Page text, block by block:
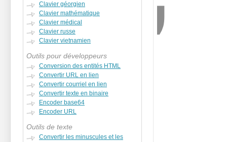
Clavier géorgien
Clavier mathématique
Clavier médical
Clavier russe
Clavier vietnamien
Outils pour développeurs
Conversion des entités HTML
Convertir URL en lien
Convertir courriel en lien
Convertir texte en binaire
Encoder base64
Encoder URL
Outils de texte
Convertir les minuscules et les